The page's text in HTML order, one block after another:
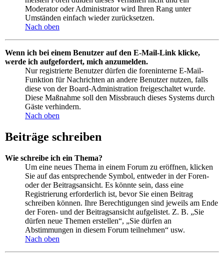
Moderator oder Administrator wird Ihren Rang unter
Umständen einfach wieder zurücksetzen.
Nach oben
Wenn ich bei einem Benutzer auf den E-Mail-Link klicke,
werde ich aufgefordert, mich anzumelden.
Nur registrierte Benutzer dürfen die foreninterne E-Mail-
Funktion für Nachrichten an andere Benutzer nutzen, falls
diese von der Board-Administration freigeschaltet wurde.
Diese Maßnahme soll den Missbrauch dieses Systems durch
Gäste verhindern.
Nach oben
Beiträge schreiben
Wie schreibe ich ein Thema?
Um eine neues Thema in einem Forum zu eröffnen, klicken
Sie auf das entsprechende Symbol, entweder in der Foren-
oder der Beitragsansicht. Es könnte sein, dass eine
Registrierung erforderlich ist, bevor Sie einen Beitrag
schreiben können. Ihre Berechtigungen sind jeweils am Ende
der Foren- und der Beitragsansicht aufgelistet. Z. B. „Sie
dürfen neue Themen erstellen“, „Sie dürfen an
Abstimmungen in diesem Forum teilnehmen“ usw.
Nach oben